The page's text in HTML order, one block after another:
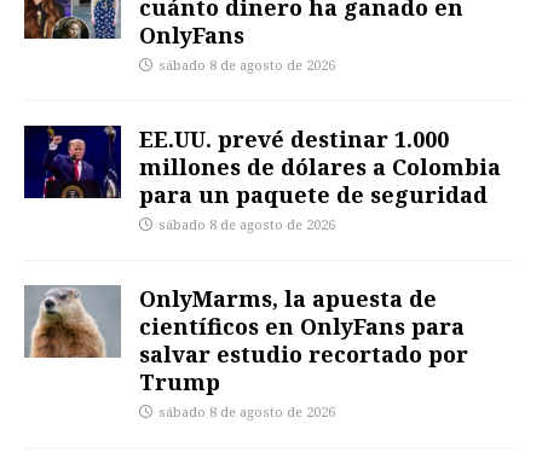
cuánto dinero ha ganado en
OnlyFans
sábado 8 de agosto de 2026
EE.UU. prevé destinar 1.000
millones de dólares a Colombia
para un paquete de seguridad
sábado 8 de agosto de 2026
OnlyMarms, la apuesta de
científicos en OnlyFans para
salvar estudio recortado por
Trump
sábado 8 de agosto de 2026